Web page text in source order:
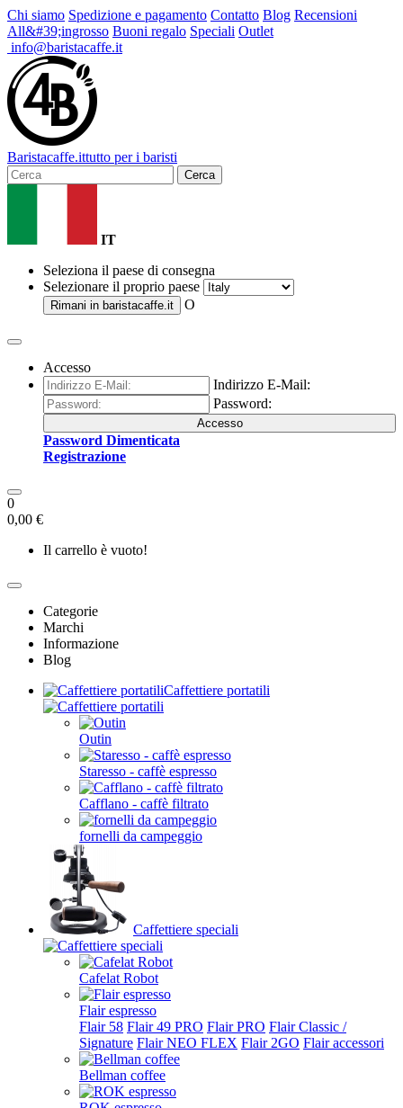
Chi siamo Spedizione e pagamento Contatto Blog Recensioni
All&#39;ingrosso Buoni regalo Speciali Outlet
info@baristacaffe.it
Baristacaffe.ittutto per i baristi
Cerca
IT
Seleziona il paese di consegna
Selezionare il proprio paese
Rimani in baristacaffe.it O
Accesso
Indirizzo E-Mail:
Password:
Accesso
Password Dimenticata
Registrazione
0
0,00 €
Il carrello è vuoto!
Categorie
Marchi
Informazione
Blog
Caffettiere portatili
Outin
Staresso - caffè espresso
Cafflano - caffè filtrato
fornelli da campeggio
Caffettiere speciali
Cafelat Robot
Flair espresso
Flair 58 Flair 49 PRO Flair PRO Flair Classic /
Signature Flair NEO FLEX Flair 2GO Flair accessori
Bellman coffee